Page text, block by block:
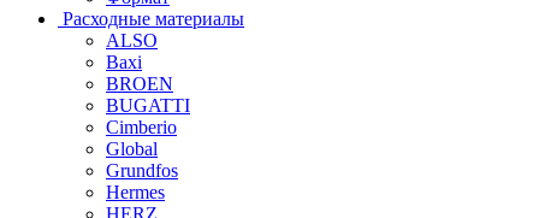
Расходные материалы
ALSO
Baxi
BROEN
BUGATTI
Cimberio
Global
Grundfos
Hermes
HERZ